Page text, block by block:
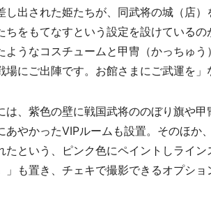
し出された姫たちが、同武将の城（店
ちをもてなすという設定を設けている
ようなコスチュームと甲冑（かっちゅ
場にご出陣です。お館さまにご武運を」
、紫色の壁に戦国武将ののぼり旗や
あやかったVIPルームも設置。そのほか
たという、ピンク色にペイントしライ
」も置き、チェキで撮影できるオプシ